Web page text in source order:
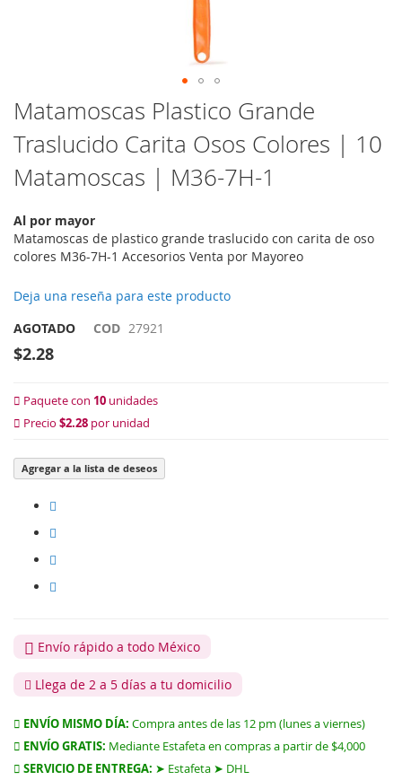
Saltar
al
comienzo
de
la
imágenes
Matamoscas Plastico Grande
Traslucido Carita Osos Colores | 10
Matamoscas | M36-7H-1
Al por mayor
Matamoscas de plastico grande traslucido con carita de oso
colores M36-7H-1 Accesorios Venta por Mayoreo
Deja una reseña para este producto
AGOTADO
COD 27921
$2.28
Paquete con 10 unidades
Precio $2.28 por unidad
Agregar a la lista de deseos
Envío rápido a todo México
Llega de 2 a 5 días a tu domicilio
ENVÍO MISMO DÍA: Compra antes de las 12 pm (lunes a viernes)
ENVÍO GRATIS: Mediante Estafeta en compras a partir de $4,000
SERVICIO DE ENTREGA: ➤ Estafeta ➤ DHL